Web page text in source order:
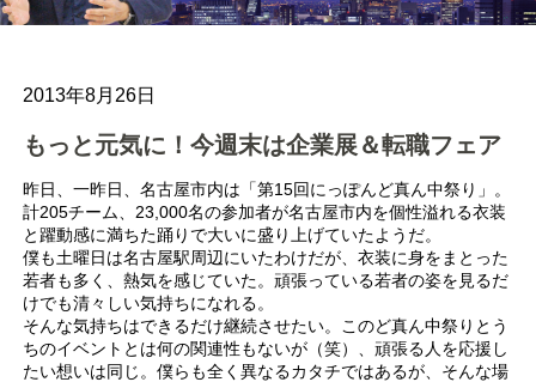
2013年8月26日
もっと元気に！今週末は企業展＆転職フェア
昨日、一昨日、名古屋市内は「第15回にっぽんど真ん中祭り」。
計205チーム、23,000名の参加者が名古屋市内を個性溢れる衣装
と躍動感に満ちた踊りで大いに盛り上げていたようだ。
僕も土曜日は名古屋駅周辺にいたわけだが、衣装に身をまとった
若者も多く、熱気を感じていた。頑張っている若者の姿を見るだ
けでも清々しい気持ちになれる。
そんな気持ちはできるだけ継続させたい。このど真ん中祭りとう
ちのイベントとは何の関連性もないが（笑）、頑張る人を応援し
たい想いは同じ。僕らも全く異なるカタチではあるが、そんな場